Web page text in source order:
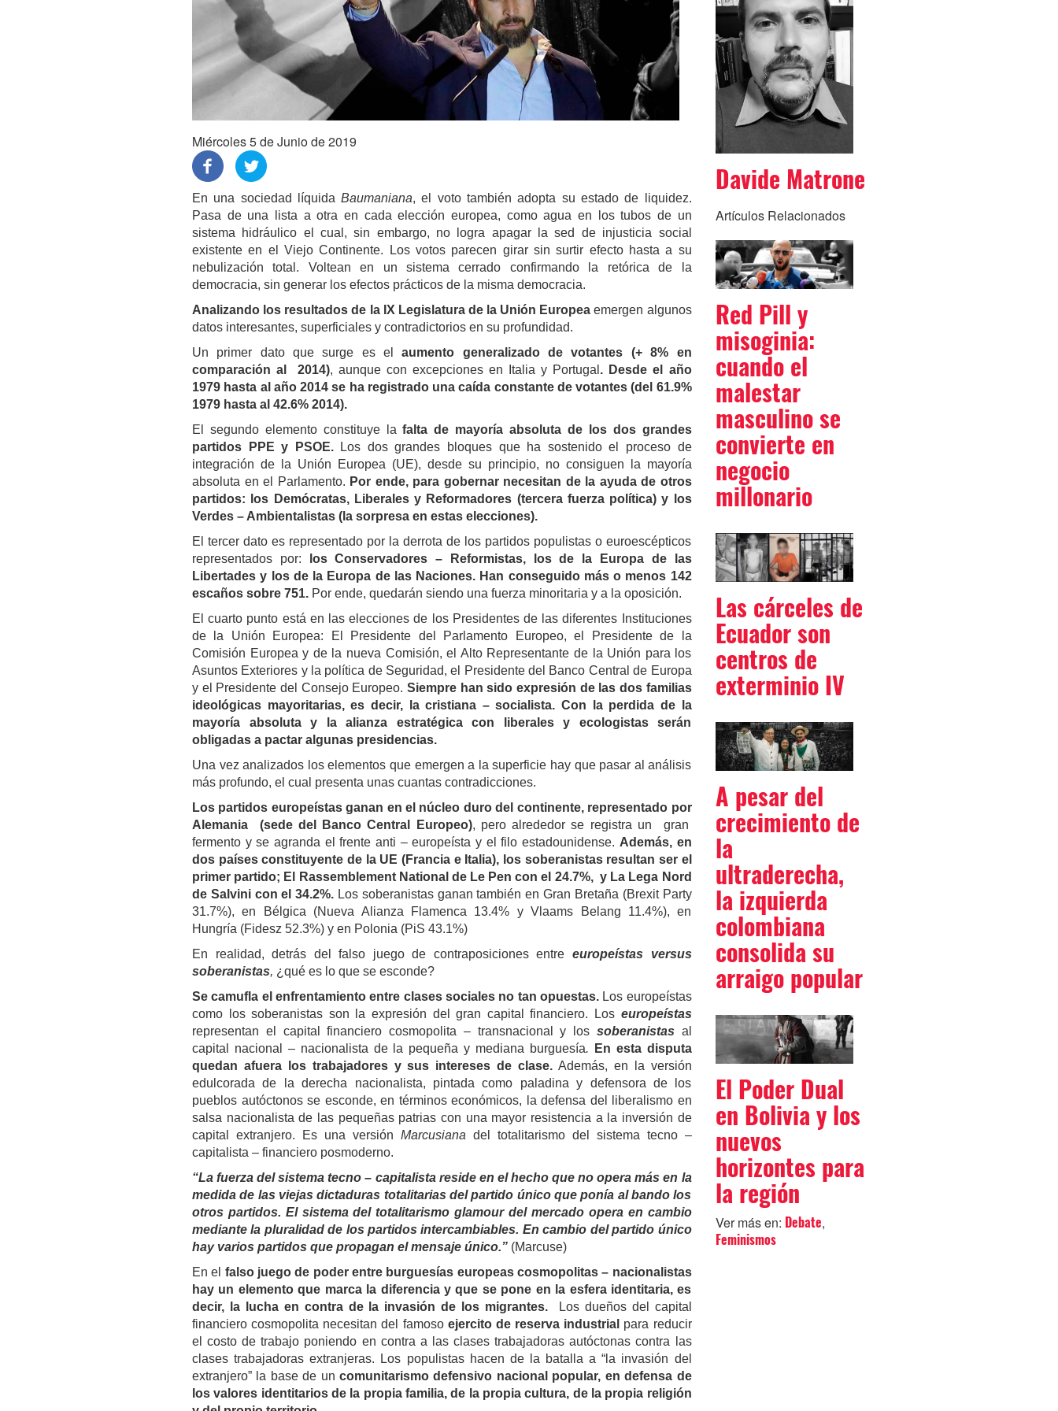
Miércoles 5 de Junio de 2019
En una sociedad líquidaBaumaniana, el voto también adopta su estado de liquidez.
Pasa de una lista a otra en cada elección europea, como agua en los tubos de un
sistema hidráulico el cual, sin embargo, no logra apagar la sed de injusticia social
existente en el Viejo Continente. Los votos parecen girar sin surtir efecto hasta a su
nebulización total. Voltean en un sistema cerrado confirmando la retórica de la
democracia, sin generar los efectos prácticos de la misma democracia.
Analizando los resultados de la IX Legislatura de la Unión Europea emergen algunos
datos interesantes, superficiales y contradictorios en su profundidad.
Un primer dato que surge es elaumento generalizado de votantes (+ 8% en
comparación al 2014), aunque con excepciones en Italia y Portugal . Desde el año
1979 hasta al año 2014 se ha registrado una caída constante de votantes (del 61.9%
1979 hasta al 42.6% 2014).
El segundo elemento constituye lafalta de mayoría absoluta de los dos grandes
partidos PPE y PSOE.Los dos grandes bloques que ha sostenido el proceso de
integración de la Unión Europea (UE), desde su principio, no consiguen la mayoría
absoluta en el Parlamento. Por ende, para gobernar necesitan de la ayuda de otros
partidos: los Demócratas, Liberales y Reformadores (tercera fuerza política) y los
Verdes – Ambientalistas (la sorpresa en estas elecciones).
El tercer dato es representado por la derrota de los partidos populistas o euroescépticos
representados por:
los Conservadores – Reformistas, los de la Europa de las
Libertades y los de la Europa de las Naciones. Han conseguido más o menos 142
escaños sobre 751. Por ende, quedarán siendo una fuerza minoritaria y a la oposición.
El cuarto punto está en las elecciones de los Presidentes de las diferentes Instituciones
de la Unión Europea:
El
Presidente del Parlamento Europeo, el Presidente de la
Comisión Europea y de la nueva Comisión, el Alto Representante de la Unión para los
Asuntos Exteriores y la política de Seguridad, el Presidente del Banco Central de Europa
y el Presidente del Consejo Europeo. Siempre han sido expresión de las dos familias
ideológicas mayoritarias, es decir, la cristiana – socialista. Con la perdida de la
mayoría absoluta y la alianza estratégica con liberales y ecologistas serán
obligadas a pactar algunas presidencias.
Una vez analizados los elementos que emergen a la superficie hay que pasar al análisis
más profundo, el cual presenta unas cuantas contradicciones.
Los partidos europeístas ganan en el núcleo duro del continente, representado por
Alemania (sede del Banco Central Europeo), pero alrededor se registra un gran
fermento y se agranda el frente anti – europeísta y el filo estadounidense. Además, en
dos países constituyente de la UE (Francia e Italia), los soberanistas resultan ser el
primer partido; El Rassemblement National de Le Pen con el 24.7%, y La Lega Nord
de Salvini con el 34.2%. Los soberanistas ganan también en Gran Bretaña (Brexit Party
31.7%), en Bélgica (Nueva Alianza Flamenca 13.4% y Vlaams Belang 11.4%), en
Hungría (Fidesz 52.3%) y en Polonia (PiS 43.1%)
En realidad, detrás del falso juego de contraposiciones entre europeístas versus
soberanistas, ¿qué es lo que se esconde?
Se camufla el enfrentamiento entre clases sociales no tan opuestas.Los europeístas
como los soberanistas son la expresión del gran capital financiero. Los europeístas
representan el capital financiero cosmopolita – transnacional y los soberanistas al
capital nacional – nacionalista de la pequeña y mediana burguesía.
En esta disputa
quedan afuera los trabajadores y sus intereses de clase. Además, en la versión
edulcorada de la derecha nacionalista, pintada como paladina y defensora de los
pueblos autóctonos se esconde, en términos económicos, la defensa del liberalismo en
salsa nacionalista de las pequeñas patrias con una mayor resistencia a la inversión de
capital extranjero. Es una versión Marcusiana del totalitarismo del sistema tecno –
capitalista – financiero posmoderno.
“La fuerza del sistema tecno – capitalista reside en el hecho que no opera más en la
medida de las viejas dictaduras totalitarias del partido único que ponía al bando los
otros partidos. El sistema del totalitarismo glamour del mercado opera en cambio
mediante la pluralidad de los partidos intercambiables. En cambio del partido único
hay varios partidos que propagan el mensaje único.” (Marcuse)
En el falso juego de poder entre burguesías europeas cosmopolitas – nacionalistas
hay un elemento que marca la diferencia y que se pone en la esfera identitaria, es
decir, la lucha en contra de la invasión de los migrantes. Los dueños del capital
financiero cosmopolita necesitan del famoso ejercito de reserva industrial para reducir
el costo de trabajo poniendo en contra a las clases trabajadoras autóctonas contra las
clases trabajadoras extranjeras. Los populistas hacen de la batalla a “la invasión del
extranjero” la base de uncomunitarismo defensivo nacional popular, en defensa de
los valores identitarios de la propia familia, de la propia cultura, de la propia religión
Davide Matrone
Artículos Relacionados
Red Pill y
misoginia:
cuando el
malestar
masculino se
convierte en
negocio
millonario
Las cárceles de
Ecuador son
centros de
exterminio IV
A pesar del
crecimiento de
la
ultraderecha,
la izquierda
colombiana
consolida su
arraigo popular
El Poder Dual
en Bolivia y los
nuevos
horizontes para
la región
Ver más en: Debate,
Feminismos